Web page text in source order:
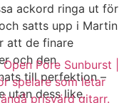
ackord ringa ut för
satts upp i Martin
att de finare
och den
till perfektion –
utan dess like.